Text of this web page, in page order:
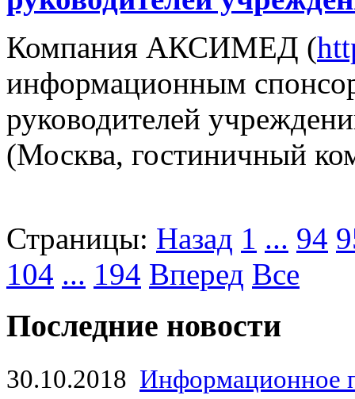
Компания АКСИМЕД (
информационным
руководителей
(Москва, гостиничный
Страницы: Назад 1 ... 94
104 ... 194 Вперед Все
Последние новости
30.10.2018 Информационное